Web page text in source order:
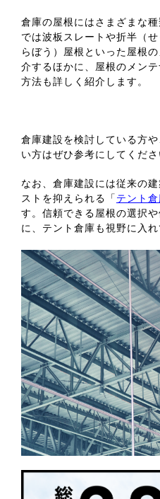
倉庫の屋根にはさまざまな
では波板スレートや折半（
らぼう）屋根といった屋根
介するほかに、屋根のメン
方法も詳しく紹介します。
倉庫建設を検討している方
い方はぜひ参考にしてくださ
なお、倉庫建設には従来の
ストを抑えられる「 テント
す。信頼できる屋根の選択
に、テント倉庫も視野に入れ